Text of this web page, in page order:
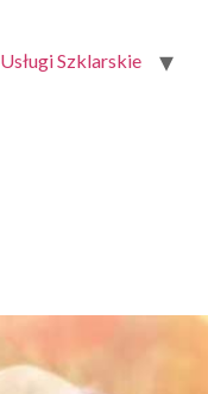
Usługi Szklarskie